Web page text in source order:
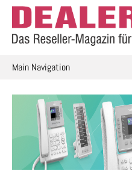
Skip
content
Main Navigation